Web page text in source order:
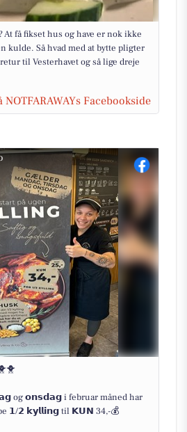
At få fikset hus og have er nok ikke
kulde. Så hvad med at bytte pligter
til Vesterhavet og så lige dreje
NOTFARAWAYs Facebookside
og 𝗼𝗻𝘀𝗱𝗮𝗴 i februar måned har
𝟭/𝟮 𝗸𝘆𝗹𝗹𝗶𝗻𝗴 til 𝗞𝗨𝗡 34,-💰